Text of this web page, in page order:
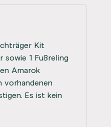
Kit
1 Fußreling
Amarok
vorhandenen
Es ist kein